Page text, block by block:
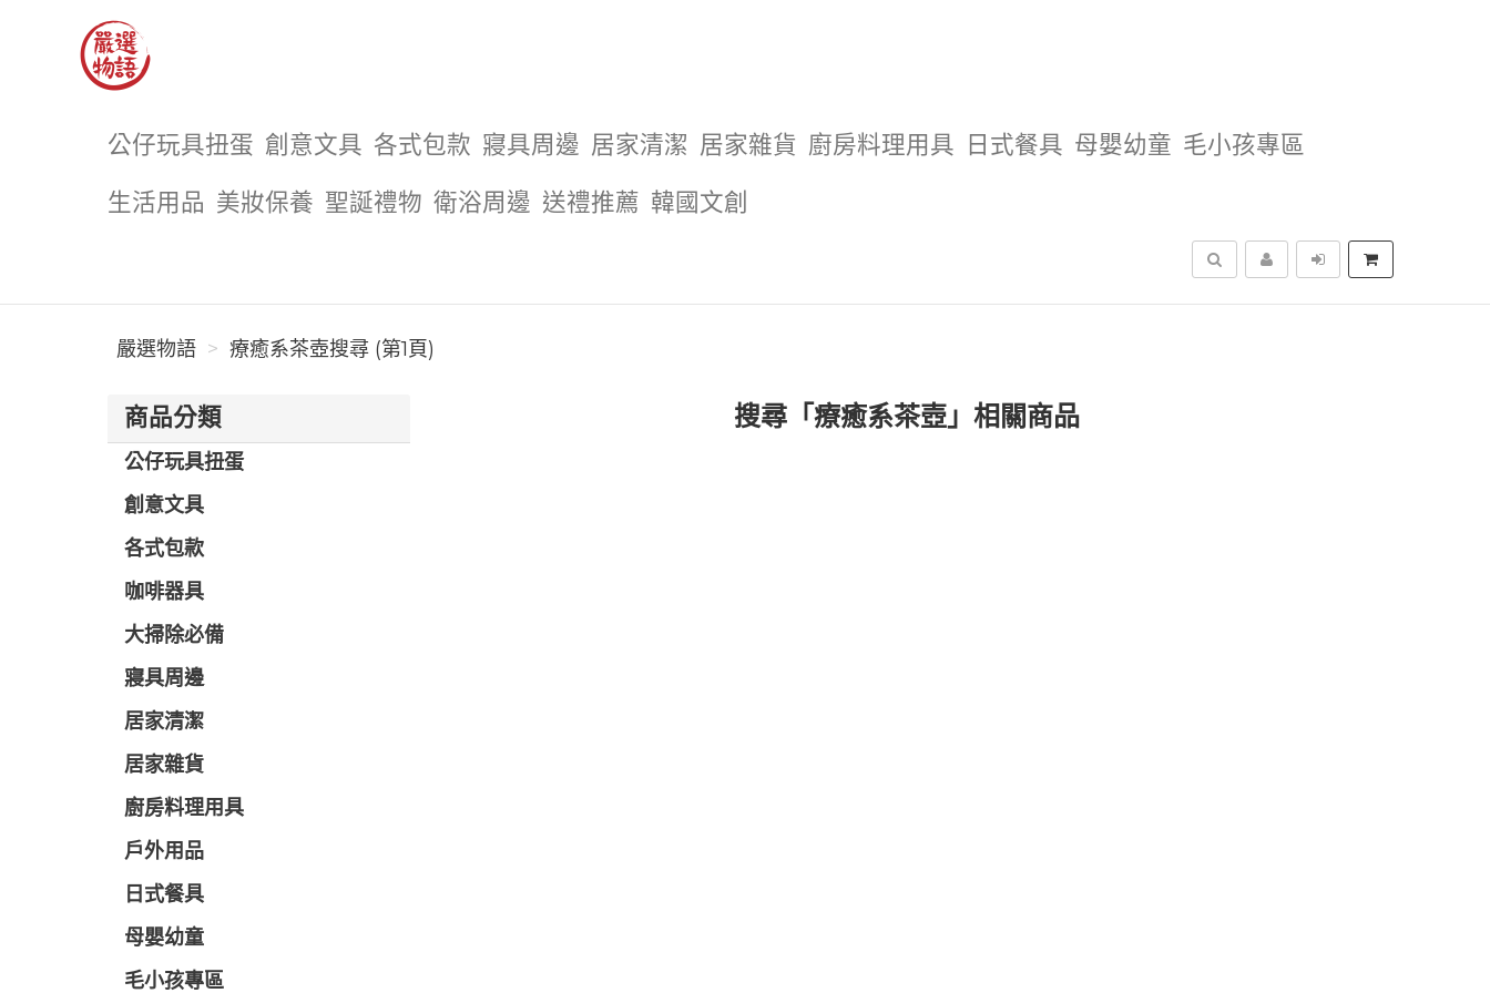
公仔玩具扭蛋 創意文具 各式包款 寢具周邊 居家清潔 居家雜貨 廚房料理用具 日式餐具 母嬰幼童 毛小孩專區
生活用品 美妝保養 聖誕禮物 衛浴周邊 送禮推薦 韓國文創
搜尋
嚴選物語 療癒系茶壺搜尋 (第1頁)
商品分類
公仔玩具扭蛋
創意文具
各式包款
咖啡器具
大掃除必備
寢具周邊
居家清潔
居家雜貨
廚房料理用具
戶外用品
日式餐具
母嬰幼童
毛小孩專區
搜尋「療癒系茶壺」相關商品